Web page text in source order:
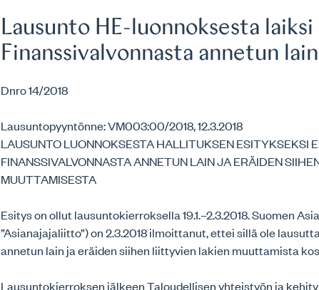
Lausunto HE-luonnoksesta laiksi
Finanssivalvonnasta annetun
Dnro 14/2018
Lausuntopyyntönne: VM003:00/2018, 12.3.2018
LAUSUNTO LUONNOKSESTA HALLITUKSEN ESITYKSEKSI
FINANSSIVALVONNASTA ANNETUN LAIN JA ERÄIDEN
MUUTTAMISESTA
Esitys on ollut lausuntokierroksella 19.1.–2.3.2018. Suomen
”Asianajajaliitto”) on 2.3.2018 ilmoittanut, ettei sillä ole
annetun lain ja eräiden siihen liittyvien lakien muuttamista
Lausuntokierroksen jälkeen Taloudellisen yhteistyön ja